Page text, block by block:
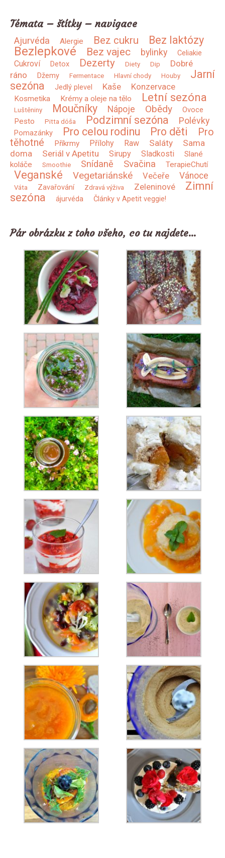
Témata – štítky – navigace
Ajurvéda Alergie Bez cukru Bez laktózy
Bezlepkové Bez vajec bylinky Celiakie
Cukroví Detox Dezerty Diety Dip
Dobré
ráno
Džemy Fermentace Hlavní chody Houby
Jarní
sezóna
Jedlý plevel Kaše Konzervace
Kosmetika Krémy a oleje na tělo Letní sezóna
Luštěniny Moučníky Nápoje Obědy
Ovoce
Pesto
Pitta dóša Podzimní sezóna Polévky
Pomazánky Pro celou rodinu Pro děti
Pro
těhotné
Příkrmy Přílohy Raw Saláty
Sama
doma
Seriál v Apetitu Sirupy Sladkosti
Slané
koláče
Smoothie Snídaně Svačina TerapieChutí
Veganské Vegetariánské Večeře Vánoce
Váta Zavařování Zdravá výživa Zeleninové
Zimní
sezóna
ájurvéda Články v Apetit veggie!
Pár obrázku z toho všeho, co tu najdete…